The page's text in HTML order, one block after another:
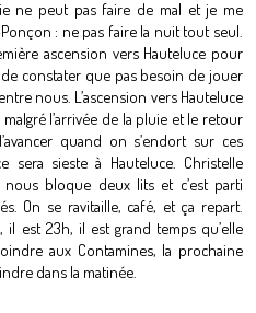
ne peut pas faire de mal et je me
: ne pas faire la nuit tout seul.
ascension vers Hauteluce pour
constater que pas besoin de jouer
nous. L’ascension vers Hauteluce
l’arrivée de la pluie et le retour
quand on s’endort sur ces
sera sieste à Hauteluce. Christelle
nous bloque deux lits et c’est parti
On se ravitaille, café, et ça repart.
il est 23h, il est grand temps qu’elle
aux Contamines, la prochaine
dans la matinée.